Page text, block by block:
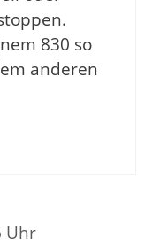
830 so
anderen
Uhr